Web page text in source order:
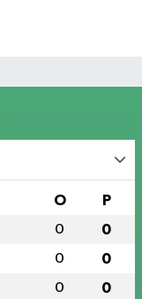
O P
0 0
0 0
0 0